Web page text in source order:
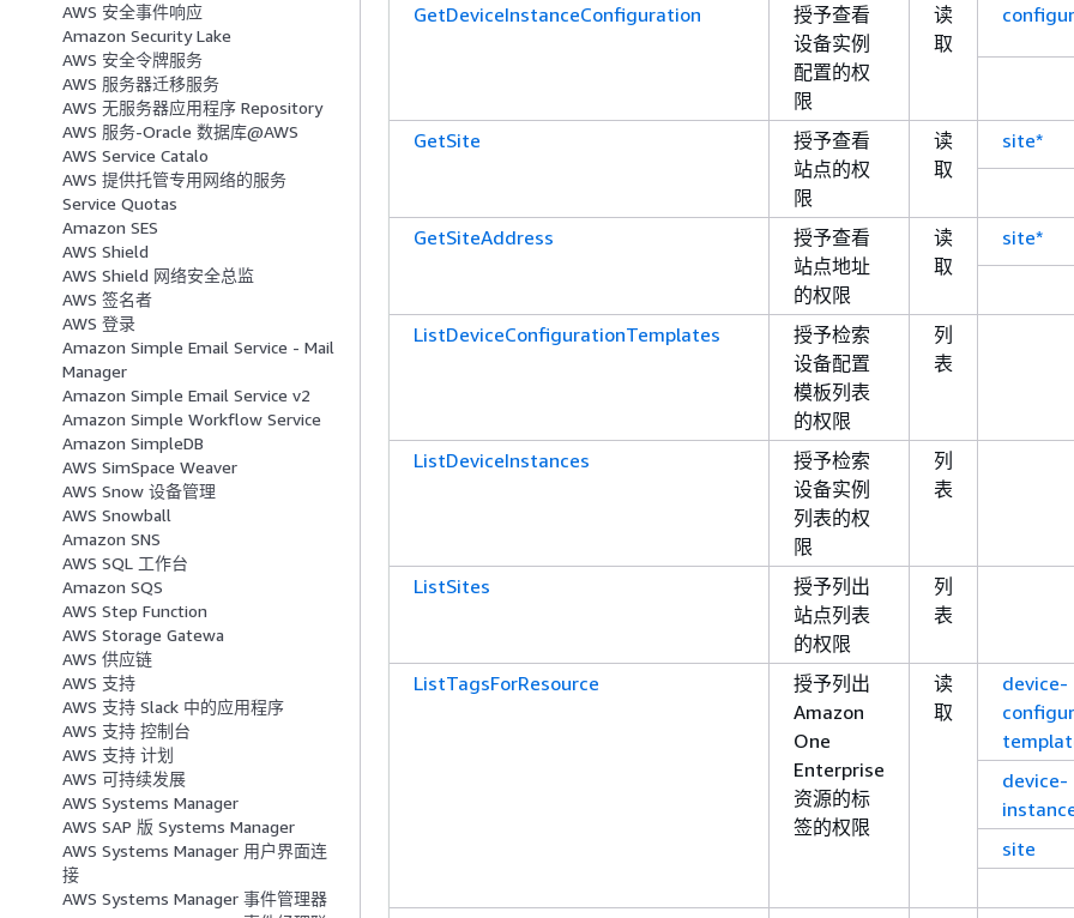
AWS 安全事件响应
Amazon Security Lake
AWS 安全令牌服务
AWS 服务器迁移服务
AWS 无服务器应用程序 Repository
AWS 服务-Oracle 数据库@AWS
AWS Service Catalo
AWS 提供托管专用网络的服务
Service Quotas
Amazon SES
AWS Shield
AWS Shield 网络安全总监
AWS 签名者
AWS 登录
Amazon Simple Email Service ‐ Mail
Manager
Amazon Simple Email Service v2
Amazon Simple Workflow Service
Amazon SimpleDB
AWS SimSpace Weaver
AWS Snow 设备管理
AWS Snowball
Amazon SNS
AWS SQL 工作台
Amazon SQS
AWS Step Function
AWS Storage Gatewa
AWS 供应链
AWS 支持
AWS 支持 Slack 中的应用程序
AWS 支持 控制台
AWS 支持 计划
AWS 可持续发展
AWS Systems Manager
AWS SAP 版 Systems Manager
AWS Systems Manager 用户界面连
接
AWS Systems Manager 事件管理器
GetDeviceInstanceConfiguration
授予查看
设备实例
配置的权
限
读
取
GetSite
授予查看
站点的权
限
读
取
site*
GetSiteAddress
授予查看
站点地址
的权限
读
取
site*
ListDeviceConfigurationTemplates
授予检索
设备配置
模板列表
的权限
列
表
ListDeviceInstances
授予检索
设备实例
列表的权
限
列
表
ListSites
授予列出
站点列表
的权限
列
表
ListTagsForResource
授予列出
Amazon
One
Enterprise
资源的标
签的权限
读
取
device-
device-
site